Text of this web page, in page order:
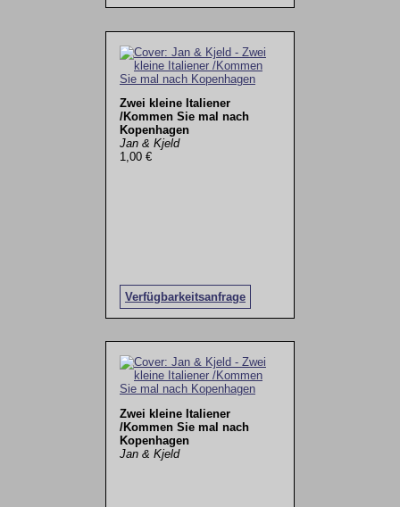
Zwei kleine Italiener
/Kommen Sie mal nach
Kopenhagen
Jan & Kjeld
1,00 €
Verfügbarkeitsanfrage
Zwei kleine Italiener
/Kommen Sie mal nach
Kopenhagen
Jan & Kjeld